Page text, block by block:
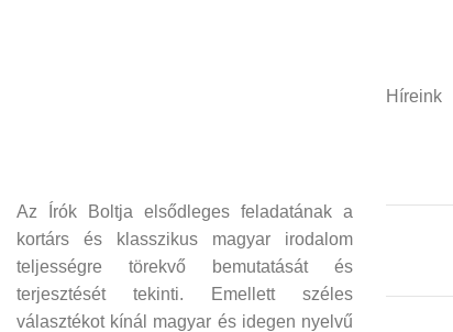
Az Írók Boltja elsődleges feladatának a
kortárs és klasszikus magyar irodalom
teljességre törekvő bemutatását és
terjesztését tekinti. Emellett széles
választékot kínál magyar és idegen nyelvű
Híreink